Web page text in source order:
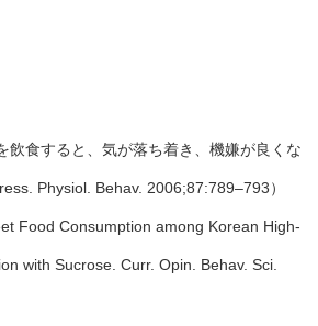
食すると、気が落ち着き、機嫌が良くな
Physiol. Behav. 2006;87:789–793）
Food Consumption among Korean High-
with Sucrose. Curr. Opin. Behav. Sci.